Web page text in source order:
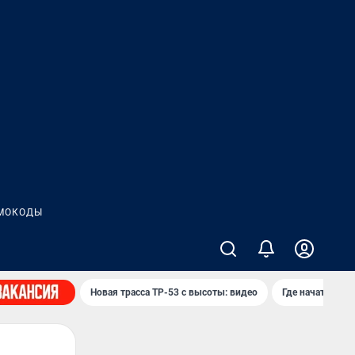
Новая трасса ТР-53 с высоты: видео Где начать